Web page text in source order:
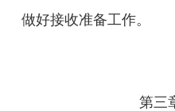
做好接收准备工作。
第三